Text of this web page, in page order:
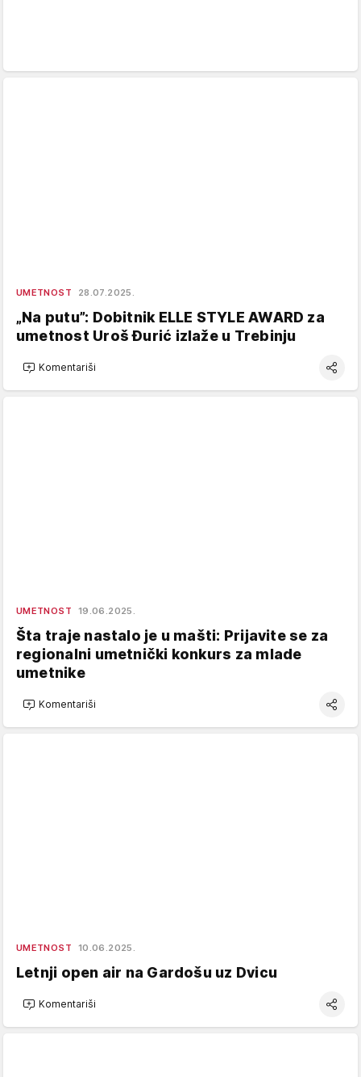
UMETNOST 28.07.2025.
„Na putu”: Dobitnik ELLE STYLE AWARD za
umetnost Uroš Đurić izlaže u Trebinju
Komentariši
UMETNOST 19.06.2025.
Šta traje nastalo je u mašti: Prijavite se za
regionalni umetnički konkurs za mlade
umetnike
Komentariši
UMETNOST 10.06.2025.
Letnji open air na Gardošu uz Dvicu
Komentariši